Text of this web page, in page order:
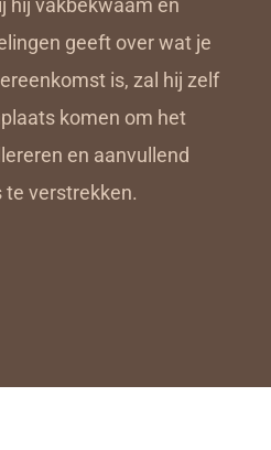
hij vakbekwaam en
geeft over wat je
is, zal hij zelf
komen om het
en aanvullend
te verstrekken.